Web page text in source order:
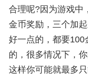
合理呢?因为游戏中
金币奖励，三个加
好一点的，都要100
的，很多情况下，
这样你可能就最多